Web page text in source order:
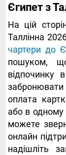
Єгипет з
На цій
Таллінна
чартери до
пошуком,
відпочинку
оплата
або в одному
можете
онлайн
надішліть